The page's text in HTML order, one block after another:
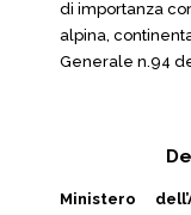
di importanza
alpina,
Generale n.94
Ministero